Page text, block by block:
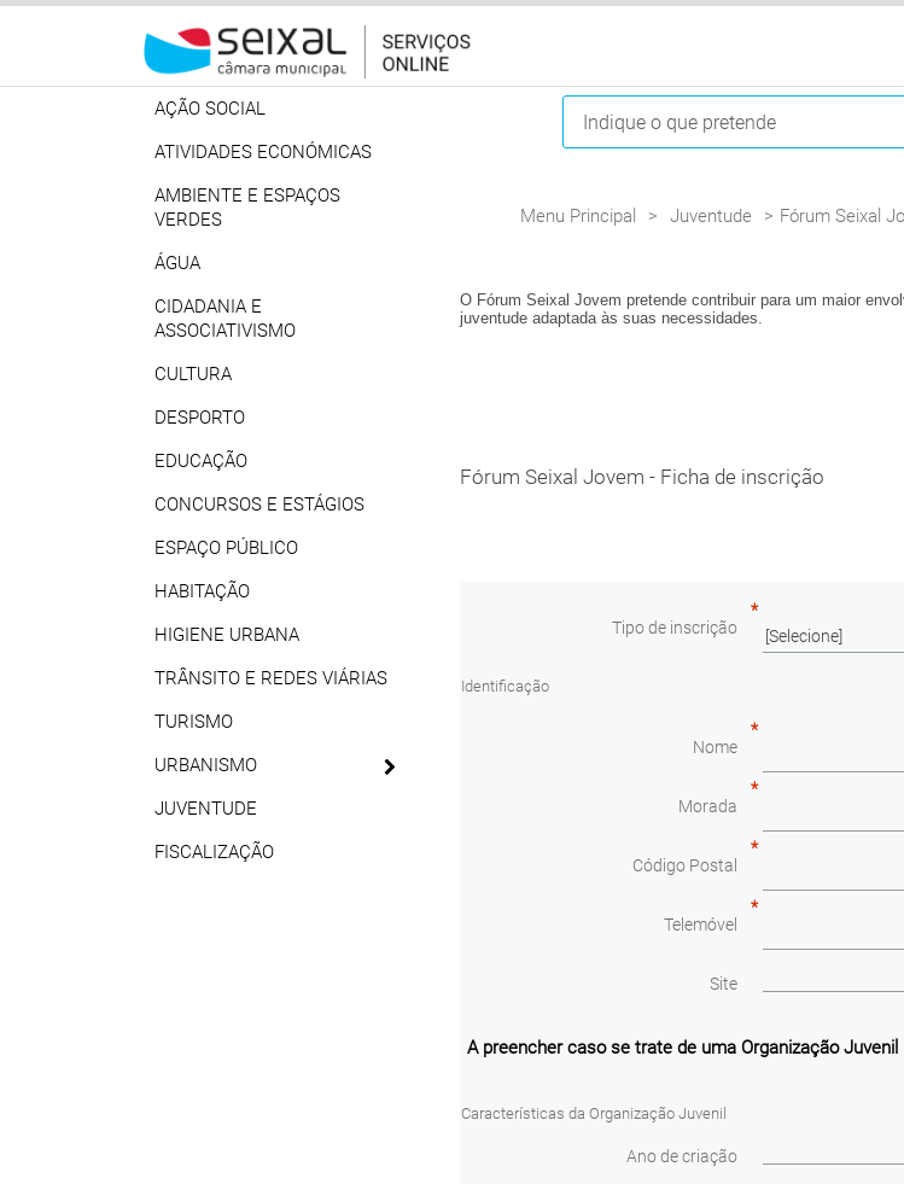
AÇÃO SOCIAL
ATIVIDADES ECONÓMICAS
AMBIENTE E ESPAÇOS
VERDES
ÁGUA
CIDADANIA E
ASSOCIATIVISMO
CULTURA
DESPORTO
EDUCAÇÃO
CONCURSOS E ESTÁGIOS
ESPAÇO PÚBLICO
HABITAÇÃO
HIGIENE URBANA
TRÂNSITO E REDES VIÁRIAS
TURISMO
URBANISMO
JUVENTUDE
FISCALIZAÇÃO